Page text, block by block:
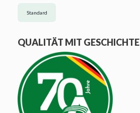
Standard
QUALITÄT MIT GESCHICHTE